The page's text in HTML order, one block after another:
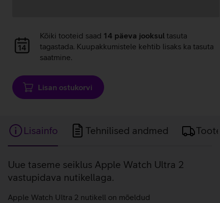
Andmete
laadimine
Kõiki tooteid saad 14 päeva jooksul tasuta
tagastada. Kuupakkumistele kehtib lisaks ka tasuta
saatmine.
Lisan ostukorvi
Lisainfo Tehnilised andmed
Lisainfo
Uue taseme seiklus Apple Watch Ultra 2
vastupidava nutikellaga.
Apple Watch Ultra 2 nutikell on mõeldud